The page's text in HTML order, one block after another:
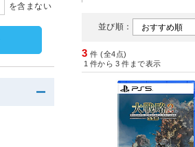
並び順：
3 件 (全4点)
1 件から 3 件まで表示
を含まない